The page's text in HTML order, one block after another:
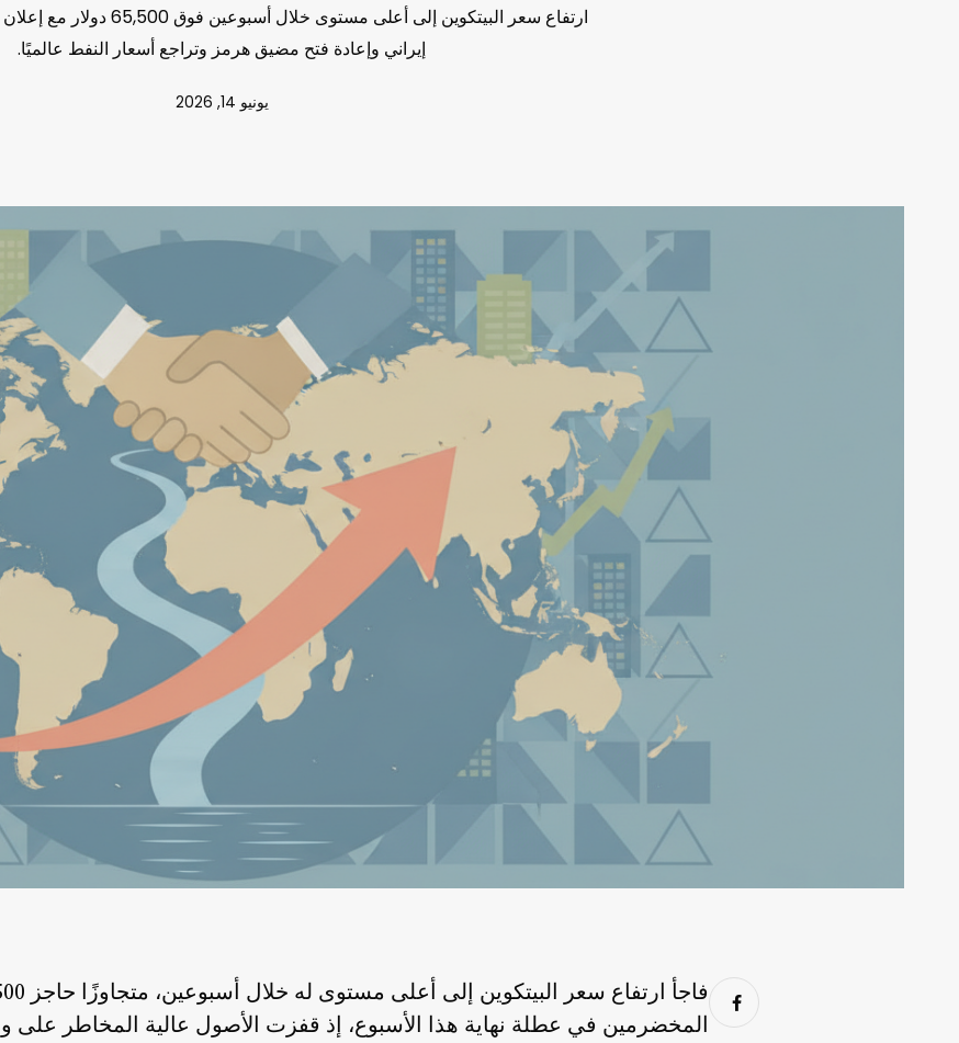
ارتفاع سعر البيتكوين إلى أعلى مستوى
إيراني وإعادة فتح مضيق هرمز وتراجع أسعار النفط عالميًا.
يونيو 14, 2026
المخضرمين في عطلة نهاية هذا الأسبوع، إذ قفزت الأصول عالية المخاطر على